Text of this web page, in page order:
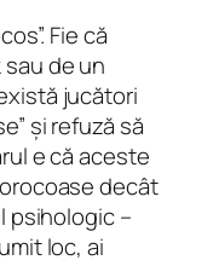
Fie că
sau de un
jucători
și refuză să
e că aceste
decât
psihologic –
loc, ai